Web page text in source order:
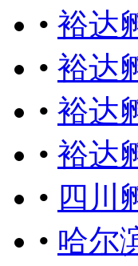
• 裕达
• 裕达
• 裕达
• 裕达
• 四川
• 哈尔